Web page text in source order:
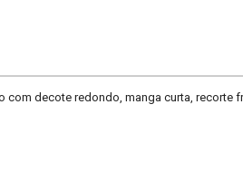
com decote redondo, manga curta, recorte